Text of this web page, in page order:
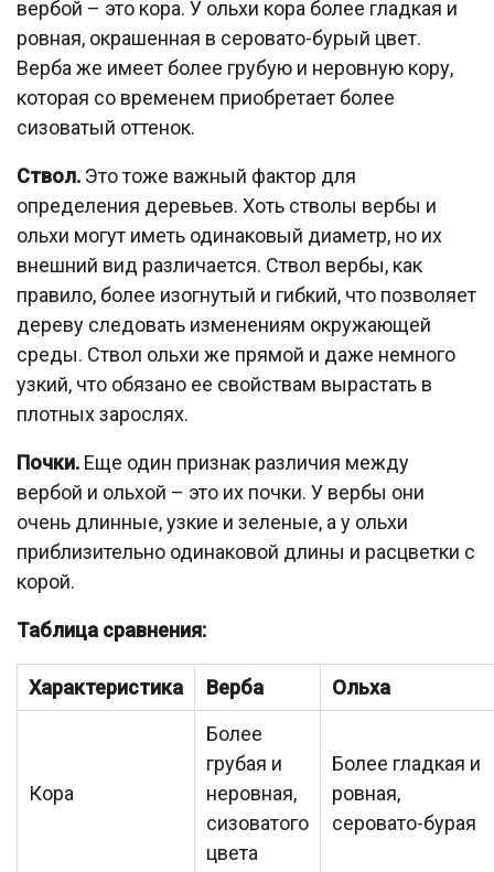
вербой – это кора. У ольхи кора более гладкая и
ровная, окрашенная в серовато-бурый цвет.
Верба же имеет более грубую и неровную кору,
которая со временем приобретает более
сизоватый оттенок.
Ствол. Это тоже важный фактор для
определения деревьев. Хоть стволы вербы и
ольхи могут иметь одинаковый диаметр, но их
внешний вид различается. Ствол вербы, как
правило, более изогнутый и гибкий, что позволяет
дереву следовать изменениям окружающей
среды. Ствол ольхи же прямой и даже немного
узкий, что обязано ее свойствам вырастать в
плотных зарослях.
Почки. Еще один признак различия между
вербой и ольхой – это их почки. У вербы они
очень длинные, узкие и зеленые, а у ольхи
приблизительно одинаковой длины и расцветки с
корой.
Таблица сравнения:
Характеристика Верба Ольха
Кора
Более
грубая и
неровная,
сизоватого
цвета
Более гладкая и
ровная,
серовато-бурая